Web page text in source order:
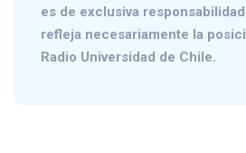
es de exclusiva
refleja necesariamente la
Radio Universidad de Chile.